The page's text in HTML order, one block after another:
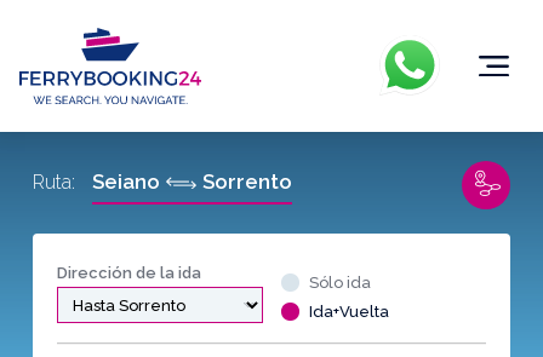
Dirección de la ida
Sólo ida
Ida+Vuelta
Ruta: Seiano Sorrento